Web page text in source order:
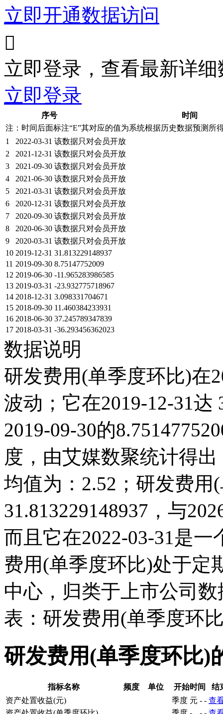
立即开通数据访问

立即登录，查看最新详细
立即登录
序号
时间
注：时间后面标注“E”其对应的值为系统根据历史数据预测所
1
2022-03-31 该数据只对会员开放
2
2021-12-31 该数据只对会员开放
3
2021-09-30 该数据只对会员开放
4
2021-06-30 该数据只对会员开放
5
2021-03-31 该数据只对会员开放
6
2020-12-31 该数据只对会员开放
7
2020-09-30 该数据只对会员开放
8
2020-06-30 该数据只对会员开放
9
2020-03-31 该数据只对会员开放
10 2019-12-31 31.813229148937
11 2019-09-30 8.75147752009
12 2019-06-30 -11.965283986585
13 2019-03-31 -23.932775718967
14 2018-12-31 3.098331704671
15 2018-09-30 11.460384233931
16 2018-06-30 37.245789347839
17 2018-03-31 -36.293456362023
数据说明
研发费用(单季度环比)在
波动；它在2019-12-31达
2019-09-30的
度，由艾媒数聚统计得
均值为：2.52；研发费用
31.813229148937，与
而且它在2022-03-31是
费用(单季度环比)处于定
中心，归类于上市公司
表：研发费用(单季度环
研发费用(单季度环比)
指标名称 频度 单位 开始时间
结
资产处置收益(元)
季度 元 - - 查